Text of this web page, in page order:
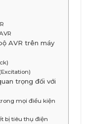
AVR trên máy
trọng đối với
mọi điều kiện
bị tiêu thụ điện